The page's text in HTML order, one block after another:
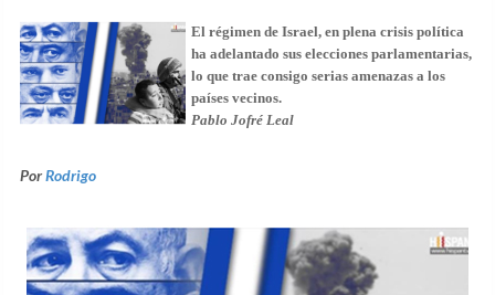
El régimen de Israel, en plena crisis política
ha adelantado sus elecciones parlamentarias,
lo que trae consigo serias amenazas a los
países vecinos.
Pablo Jofré Leal
PorRodrigo